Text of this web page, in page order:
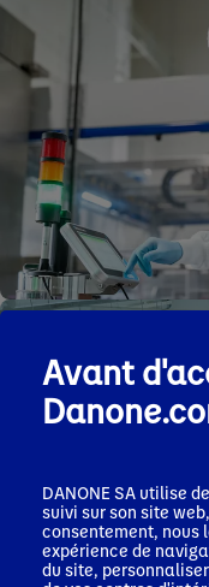
Avant
DANONE SA utilise
suivi sur son site
consentement, nous
expérience de
du site,